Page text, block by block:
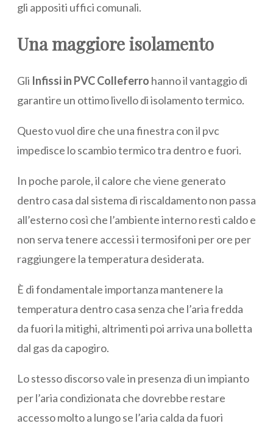
gli appositi uffici comunali.
Una maggiore isolamento
Gli Infissi in PVC Colleferro hanno il vantaggio di
garantire un ottimo livello di isolamento termico.
Questo vuol dire che una finestra con il pvc
impedisce lo scambio termico tra dentro e fuori.
In poche parole, il calore che viene generato
dentro casa dal sistema di riscaldamento non passa
all’esterno così che l’ambiente interno resti caldo e
non serva tenere accessi i termosifoni per ore per
raggiungere la temperatura desiderata.
È di fondamentale importanza mantenere la
temperatura dentro casa senza che l’aria fredda
da fuori la mitighi, altrimenti poi arriva una bolletta
dal gas da capogiro.
Lo stesso discorso vale in presenza di un impianto
per l’aria condizionata che dovrebbe restare
accesso molto a lungo se l’aria calda da fuori